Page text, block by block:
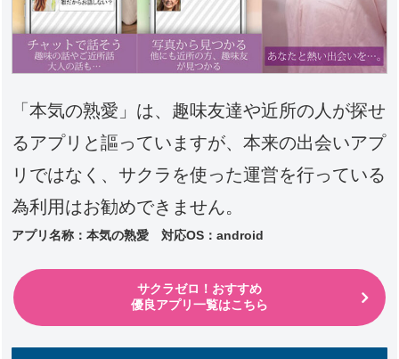
「本気の熟愛」は、趣味友達や近所の人が探せ
るアプリと謳っていますが、本来の出会いアプ
リではなく、サクラを使った運営を行っている
為利用はお勧めできません。
アプリ名称：本気の熟愛 対応OS：android
サクラゼロ！おすすめ
優良アプリ一覧はこちら